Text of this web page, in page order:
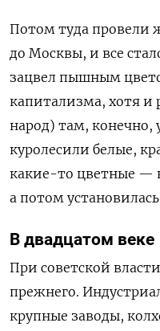
Потом туда провели
до Москвы, и все
зацвел пышным
капитализма, хотя и
народ) там, конечно,
куролесили белые,
какие-то цветные —
а потом установилась
В двадцатом веке
При советской
прежнего.
крупные заводы,